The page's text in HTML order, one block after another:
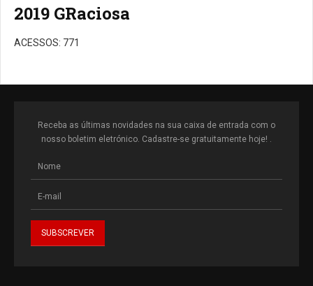
2019 GRaciosa
ACESSOS: 771
Receba as últimas novidades na sua caixa de entrada com o
nosso boletim eletrónico. Cadastre-se gratuitamente hoje! .